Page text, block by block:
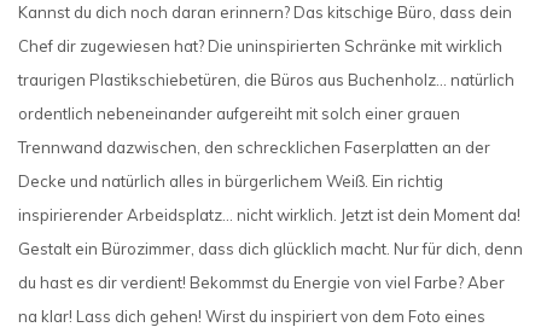
Kannst du dich noch daran erinnern? Das kitschige Büro, dass dein
Chef dir zugewiesen hat? Die uninspirierten Schränke mit wirklich
traurigen Plastikschiebetüren, die Büros aus Buchenholz... natürlich
ordentlich nebeneinander aufgereiht mit solch einer grauen
Trennwand dazwischen, den schrecklichen Faserplatten an der
Decke und natürlich alles in bürgerlichem Weiß. Ein richtig
inspirierender Arbeidsplatz… nicht wirklich. Jetzt ist dein Moment da!
Gestalt ein Bürozimmer, dass dich glücklich macht. Nur für dich, denn
du hast es dir verdient! Bekommst du Energie von viel Farbe? Aber
na klar! Lass dich gehen! Wirst du inspiriert von dem Foto eines